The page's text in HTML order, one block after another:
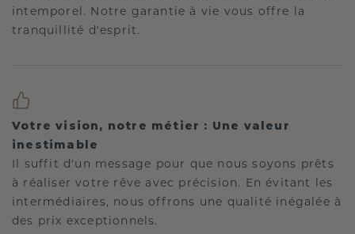
intemporel. Notre garantie à vie vous offre la
tranquillité d'esprit.
Votre vision, notre métier : Une valeur
inestimable
Il suffit d'un message pour que nous soyons prêts
à réaliser votre rêve avec précision. En évitant les
intermédiaires, nous offrons une qualité inégalée à
des prix exceptionnels.